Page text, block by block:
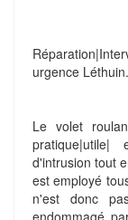
urgence Léthuin.
Le volet
d'intrusion tout
est employé
n'est donc
endommagé